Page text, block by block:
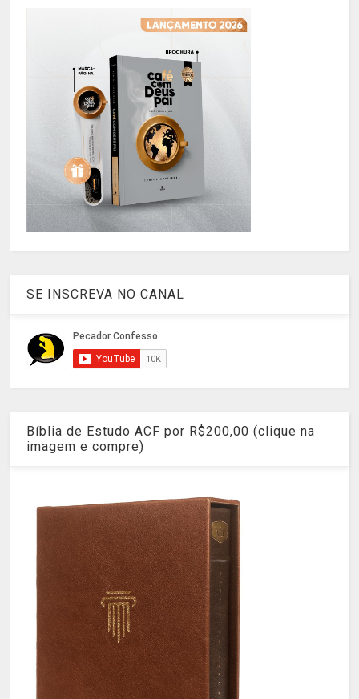
SE INSCREVA NO CANAL
Bíblia de Estudo ACF por R$200,00 (clique na
imagem e compre)